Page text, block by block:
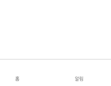
홈 알림